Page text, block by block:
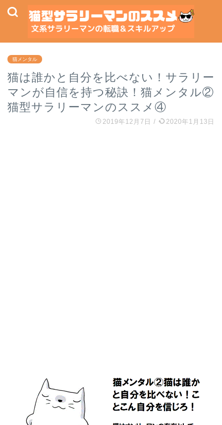
猫メンタル
猫は誰かと自分を比べない！サラリー
マンが自信を持つ秘訣！猫メンタル②
猫型サラリーマンのススメ④
2019年12月7日 / 2020年1月13日